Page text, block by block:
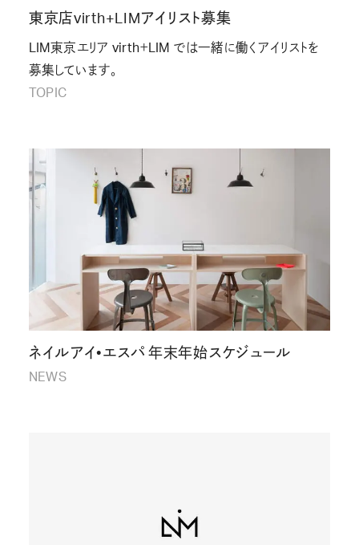
東京店virth+LIMアイリスト募集
LIM東京エリア virth＋LIM では一緒に働くアイリストを
募集しています。
TOPIC
ネイルアイ•エスパ 年末年始スケジュール
NEWS